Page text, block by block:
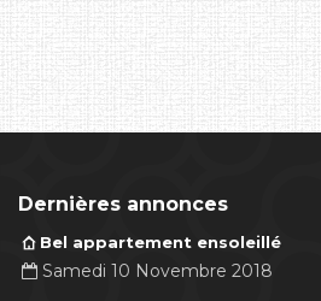
Dernières annonces
Bel appartement ensoleillé
Samedi 10 Novembre 2018